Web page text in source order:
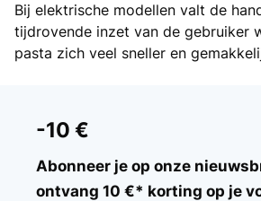
Bij elektrische modellen valt de
tijdrovende inzet van de gebruiker
pasta zich veel sneller en
-10 €
Abonneer je op onze
ontvang 10 €* korting op je